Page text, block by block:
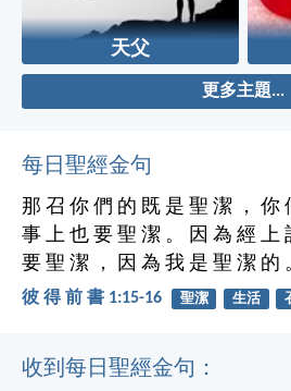
天父
更多主題...
每日聖經金句
那 召 你 們 的 既 是 聖 潔 ， 你
事 上 也 要 聖 潔 。 因 為 經 上
要 聖 潔 ， 因 為 我 是 聖 潔 的
彼 得 前 書 1:15-16 聖潔 生活
收到每日聖經金句：